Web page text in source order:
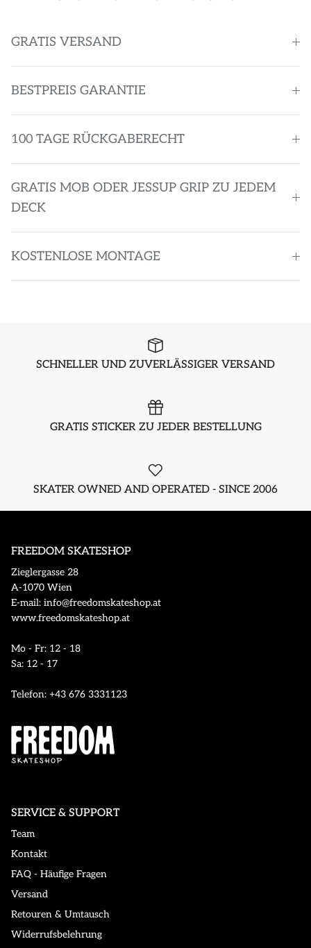
GRATIS VERSAND
BESTPREIS GARANTIE
100 TAGE RÜCKGABERECHT
GRATIS MOB ODER JESSUP GRIP ZU JEDEM
DECK
KOSTENLOSE MONTAGE
SCHNELLER UND ZUVERLÄSSIGER VERSAND
GRATIS STICKER ZU JEDER BESTELLUNG
SKATER OWNED AND OPERATED - SINCE 2006
FREEDOM SKATESHOP
Zieglergasse 28
A-1070 Wien
E-mail: info@freedomskateshop.at
www.freedomskateshop.at
Mo - Fr: 12 - 18
Sa: 12 - 17
Telefon: +43 676 3331123
SERVICE & SUPPORT
Team
Kontakt
FAQ - Häufige Fragen
Versand
Retouren & Umtausch
Widerrufsbelehrung